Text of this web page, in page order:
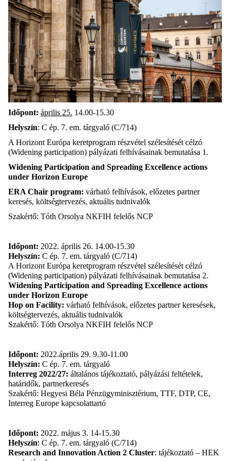
Időpont: április 25. 14.00-15.30
Helyszín: C ép. 7. em. tárgyaló (C/714)
A Horizont Európa keretprogram részvétel szélesítését célzó
(Widening participation) pályázati felhívásainak bemutatása 1.
Widening Participation and Spreading Excellence actions
under Horizon Europe
ERA Chair program: várható felhívások, előzetes partner
keresés, költségtervezés, aktuális tudnivalók
Szakértő: Tóth Orsolya NKFIH felelős NCP
Időpont: 2022. április 26. 14.00-15.30
Helyszín: C ép. 7. em. tárgyaló (C/714)
A Horizont Európa keretprogram részvétel szélesítését célzó
(Widening participation) pályázati felhívásainak bemutatása 2.
Widening Participation and Spreading Excellence actions
under Horizon Europe
Hop on Facility: várható felhívások, előzetes partner keresések,
költségtervezés, aktuális tudnivalók
Szakértő: Tóth Orsolya NKFIH felelős NCP
Időpont: 2022.április 29. 9.30-11.00
Helyszín: C ép. 7. em. tárgyaló
Interreg 2022/27: általános tájékoztató, pályázási feltételek,
határidők, partnerkeresés
Szakértő: Hegyesi Béla Pénzügyminisztérium, TTF, DTP, CE,
Interreg Europe kapcsolattartó
Időpont: 2022. május 3. 14-15.30
Helyszín: C ép. 7. em. tárgyaló (C/714)
Research and Innovation Action 2 Cluster: tájékoztató – HEK